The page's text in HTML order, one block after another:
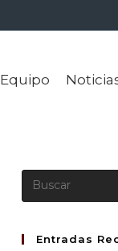
Equipo
Entradas